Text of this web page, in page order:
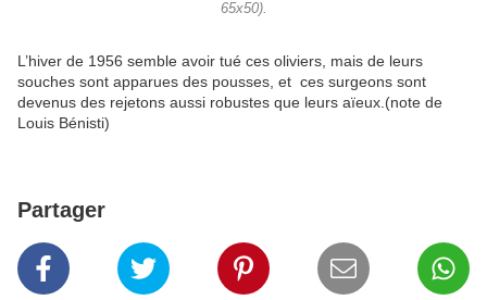
65x50).
L’hiver de 1956 semble avoir tué ces oliviers, mais de leurs
souches sont apparues des pousses, et ces surgeons sont
devenus des rejetons aussi robustes que leurs aïeux.(note de
Louis Bénisti)
Partager